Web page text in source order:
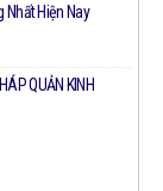
Nhất Hiện Nay
QUẢN KINH